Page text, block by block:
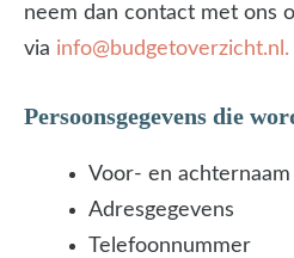
neem dan contact met ons
via info@budgetoverzicht.nl.
Persoonsgegevens die
Voor- en achternaam
Adresgegevens
Telefoonnummer